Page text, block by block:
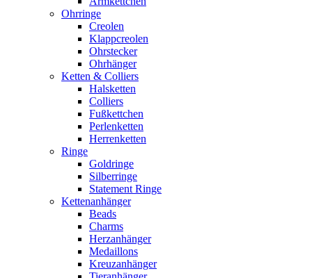
Ohrringe
Creolen
Klappcreolen
Ohrstecker
Ohrhänger
Ketten & Colliers
Halsketten
Colliers
Fußkettchen
Perlenketten
Herrenketten
Ringe
Goldringe
Silberringe
Statement Ringe
Kettenanhänger
Beads
Charms
Herzanhänger
Medaillons
Kreuzanhänger